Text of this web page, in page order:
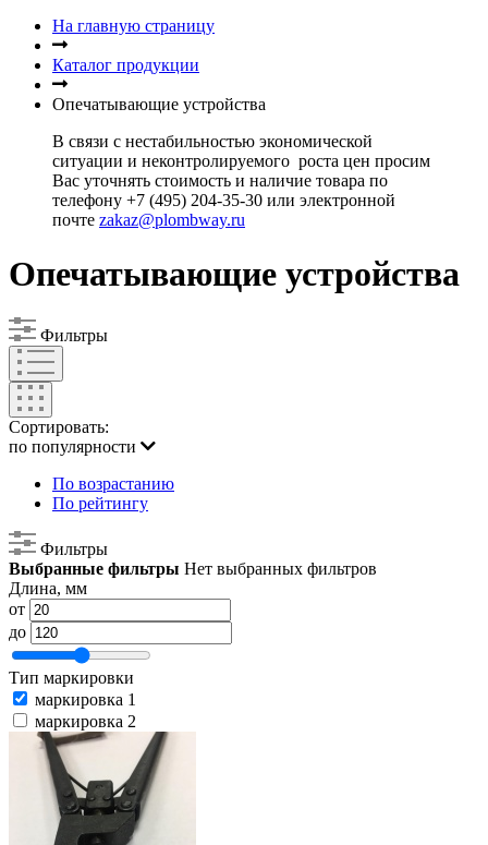
На главную страницу
Каталог продукции
Опечатывающие устройства
В связи с нестабильностью экономической
ситуации и неконтролируемого роста цен просим
Вас уточнять стоимость и наличие товара по
телефону +7 (495) 204-35-30 или электронной
почте zakaz@plombway.ru
Опечатывающие устройства
Фильтры
Сортировать:
по популярности
По возрастанию
По рейтингу
Фильтры
Выбранные фильтры Нет выбранных фильтров
Длина, мм
от
до
Тип маркировки
маркировка 1
маркировка 2